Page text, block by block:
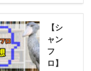
【シ
ャン
フ
ロ】